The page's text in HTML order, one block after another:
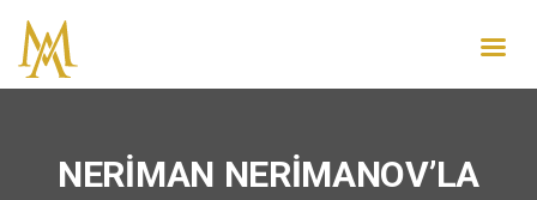
NERİMAN NERİMANOV’LA